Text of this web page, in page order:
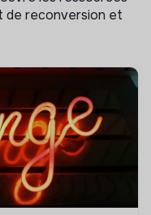
de reconversion et